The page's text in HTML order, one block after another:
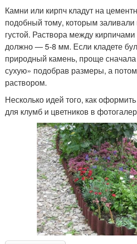
Камни или кирпч кладут на
подобный тому, которым
густой. Раствора между
должно — 5-8 мм. Если кладете
природный камень, проще
сухую» подобрав размеры, а
раствором.
Несколько идей того, как
для клумб и цветников в